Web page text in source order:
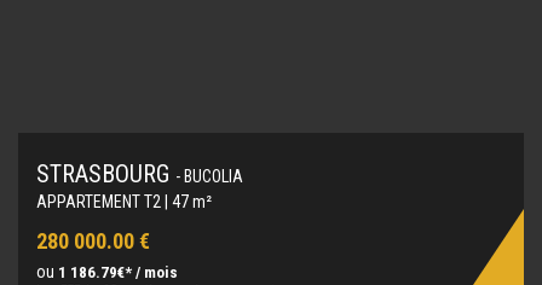
STRASBOURG - BUCOLIA
APPARTEMENT T2 | 47 m²
280 000.00 €
ou 1 186.79€* / mois